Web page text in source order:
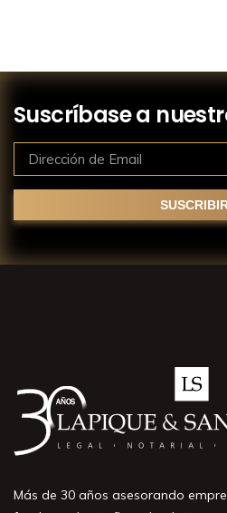
Suscríbase a
Más de 30 años asesorando